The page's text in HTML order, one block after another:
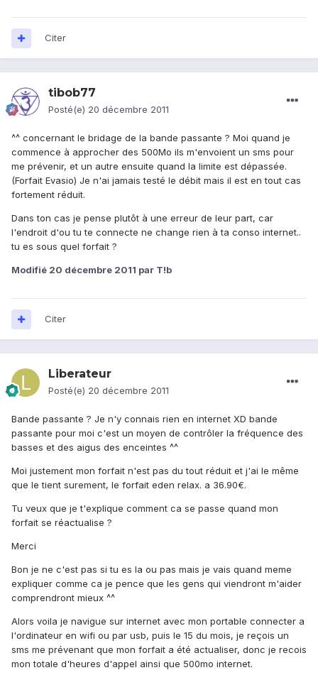
Citer
tibob77
Posté(e) 20 décembre 2011
^^ concernant le bridage de la bande passante ? Moi quand je
commence à approcher des 500Mo ils m'envoient un sms pour
me prévenir, et un autre ensuite quand la limite est dépassée.
(Forfait Evasio) Je n'ai jamais testé le débit mais il est en tout cas
fortement réduit.
Dans ton cas je pense plutôt à une erreur de leur part, car
l'endroit d'ou tu te connecte ne change rien à ta conso internet..
tu es sous quel forfait ?
Modifié 20 décembre 2011 par T!b
Citer
Liberateur
Posté(e) 20 décembre 2011
Bande passante ? Je n'y connais rien en internet XD bande
passante pour moi c'est un moyen de contrôler la fréquence des
basses et des aigus des enceintes ^^
Moi justement mon forfait n'est pas du tout réduit et j'ai le même
que le tient surement, le forfait eden relax. a 36.90€.
Tu veux que je t'explique comment ca se passe quand mon
forfait se réactualise ?
Merci
Bon je ne c'est pas si tu es la ou pas mais je vais quand meme
expliquer comme ca je pence que les gens qui viendront m'aider
comprendront mieux ^^
Alors voila je navigue sur internet avec mon portable connecter a
l'ordinateur en wifi ou par usb, puis le 15 du mois, je reçois un
sms me prévenant que mon forfait a été actualiser, donc je recois
mon totale d'heures d'appel ainsi que 500mo internet.